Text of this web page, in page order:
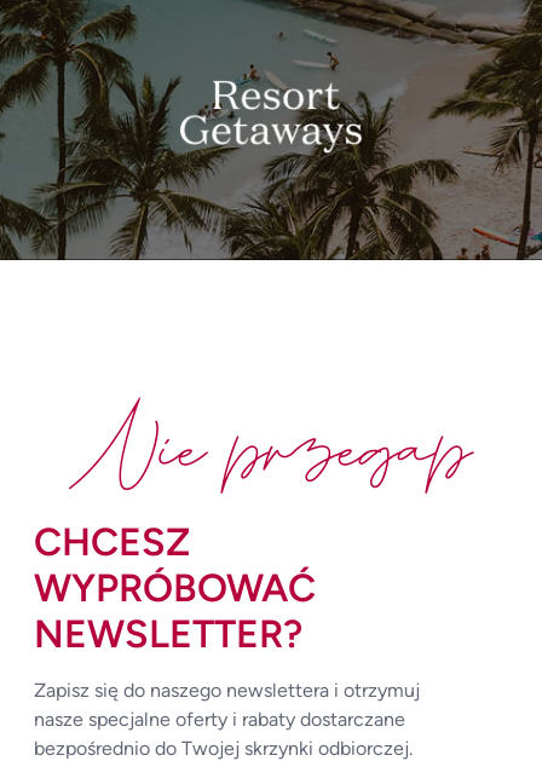
CHCESZ
WYPRÓBOWAĆ
NEWSLETTER?
Zapisz się do naszego newslettera i otrzymuj
nasze specjalne oferty i rabaty dostarczane
bezpośrednio do Twojej skrzynki odbiorczej.
Nie przegap